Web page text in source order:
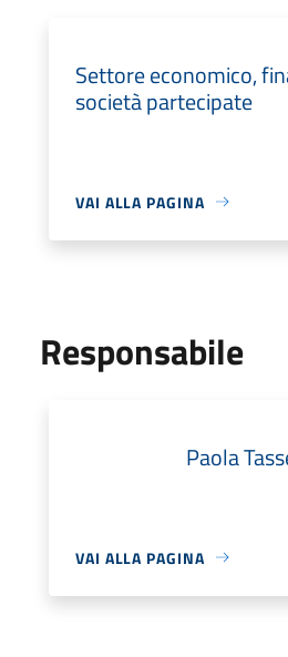
Settore economico,
società partecipate
VAI ALLA PAGINA
Responsabile
Paola
VAI ALLA PAGINA